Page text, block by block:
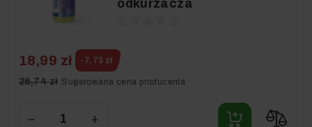
odkurzacza
18,99 zł -7,75 zł
26,74 zł Sugerowana cena producenta
− +